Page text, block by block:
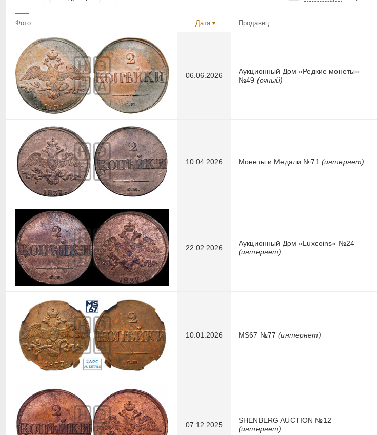
Фото Дата Продавец
06.06.2026
Аукционный Дом «Редкие монеты»
№49 (очный)
10.04.2026 Монеты и Медали №71 (интернет)
22.02.2026
Аукционный Дом «Luxcoins» №24
(интернет)
10.01.2026 MS67 №77(интернет)
07.12.2025
SHENBERG AUCTION №12
(интернет)